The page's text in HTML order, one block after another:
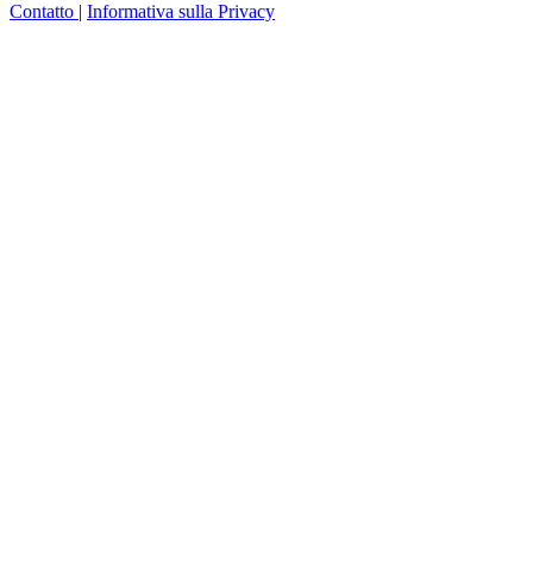
Contatto | Informativa sulla Privacy